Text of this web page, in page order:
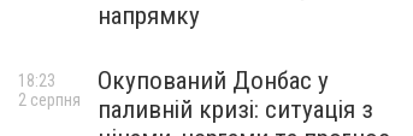
напрямку
Окупований Донбас у
паливній кризі: ситуація з
18:23
2 серпня